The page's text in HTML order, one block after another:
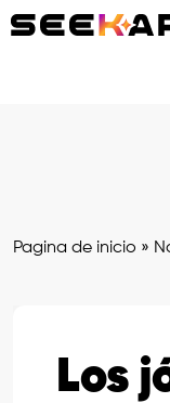
Pagina de inicio »
Los